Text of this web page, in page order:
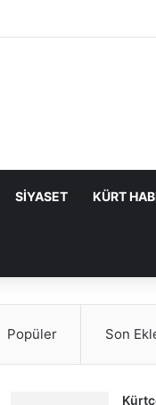
SIYASET KÜRT
Popüler Son